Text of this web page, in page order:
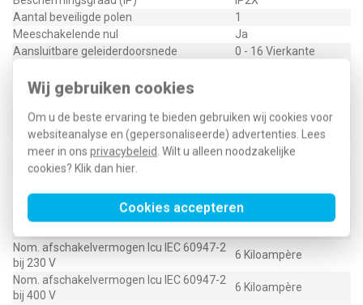
Wij gebruiken cookies
Om u de beste ervaring te bieden gebruiken wij cookies voor
websiteanalyse en (gepersonaliseerde) advertenties. Lees
meer in ons privacybeleid . Wilt u alleen noodzakelijke
cookies? Klik dan hier
Cookies accepteren
Aantal beveiligde polen
1
Meeschakelende nul
Ja
Aansluitbare geleiderdoorsnede
0 - 16 Vierkante
Aansluitbare geleiderdoorsnede
meerdraads
Omgevingstemperatuur tijdens bedrijf
-25 - 55 Graden
Celsius
Nevenapparaat mogelijk
Nee
Aantal polen (totaal)
400 V
Nom. afschakelvermogen Icn EN 60898 bij
6 Kiloampère
Nom. afschakelvermogen Icu IEC 60947-2
bij 230 V
6 Kiloampère
Nom. afschakelvermogen Icu IEC 60947-2
bij 400 V
6 Kiloampère